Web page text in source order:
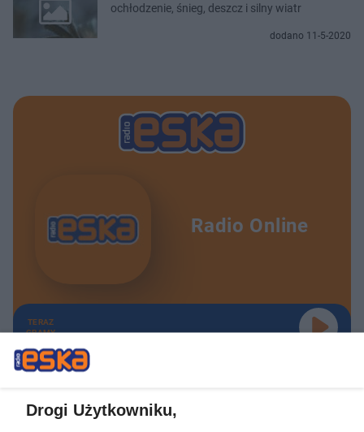
ochłodzenie, śnieg, deszcz i silny wiatr
dodano 11-5-2020
Radio Online
TERAZ
GRAMY
Drogi Użytkowniku,